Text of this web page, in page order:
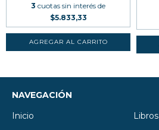
3 cuotas sin interés de
$5.833,33
NAVEGACIÓN
Inicio
Libros